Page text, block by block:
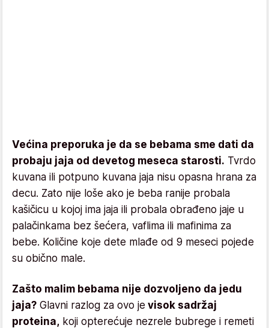
Većina preporuka je da se bebama sme dati da
probaju jaja od devetog meseca starosti. Tvrdo
kuvana ili potpuno kuvana jaja nisu opasna hrana za
decu. Zato nije loše ako je beba ranije probala
kašičicu u kojoj ima jaja ili probala obrađeno jaje u
palačinkama bez šećera, vaflima ili mafinima za
bebe. Količine koje dete mlađe od 9 meseci pojede
su obično male.
Zašto malim bebama nije dozvoljeno da jedu
jaja? Glavni razlog za ovo je visok sadržaj
proteina, koji opterećuje nezrele bubrege i remeti